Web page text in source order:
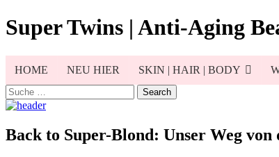
Skip
to
Super Twins | Anti-Aging
HOME NEU HIER SKIN | HAIR | BODY
Search
for:
Back to Super-Blond: Unser Weg